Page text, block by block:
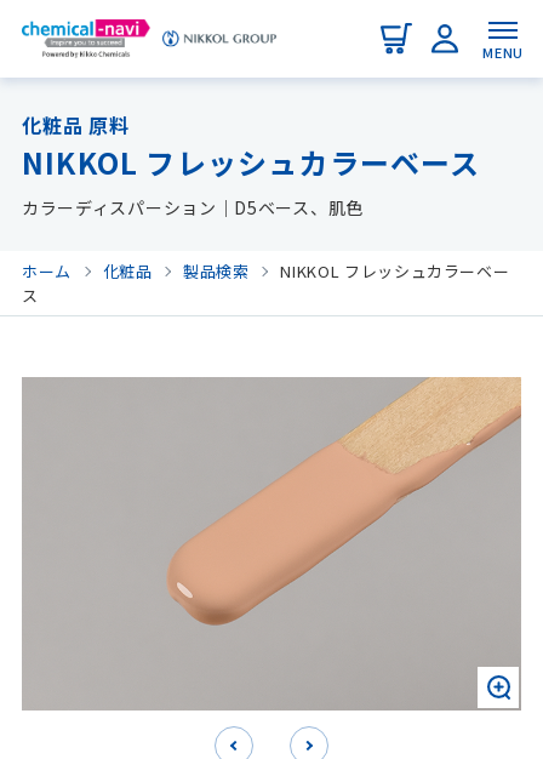
MENU
化粧品 原料
NIKKOL フレッシュカラーベース
カラーディスパーション｜D5ベース、肌色
ホーム 化粧品 製品検索
NIKKOL フレッシュカラーベー
ス